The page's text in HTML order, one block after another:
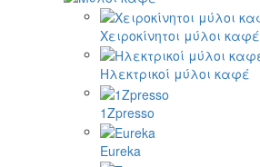
Χειροκίνητοι μύλοι καφέ
Ηλεκτρικοί μύλοι καφέ
1Zpresso
Eureka